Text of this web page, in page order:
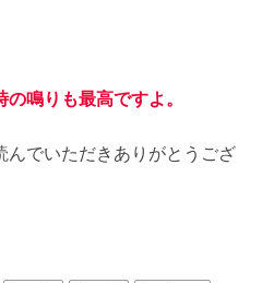
鳴りも最高ですよ。
んでいただきありがとうござ